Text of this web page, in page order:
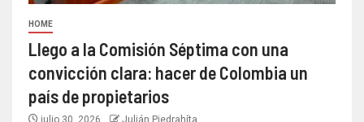
HOME
Llego a la Comisión Séptima con una
convicción clara: hacer de Colombia un
país de propietarios